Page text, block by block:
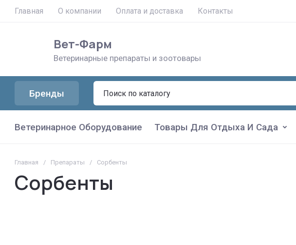
Главная О компании Оплата и доставка Контакты
Вет-Фарм
Ветеринарные препараты и зоотовары
Бренды
Ветеринарное Оборудование Товары Для Отдыха И Сада
Главная / Препараты / Сорбенты
Сорбенты